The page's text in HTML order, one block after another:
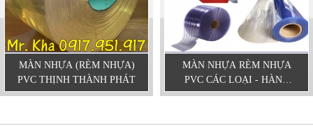
MÀN NHỰA (RÈM NHỰA)
PVC THỊNH THÀNH PHÁT
MÀN NHỰA RÈM NHỰA
PVC CÁC LOẠI - HÀNG
SẴN GIAO NGAY